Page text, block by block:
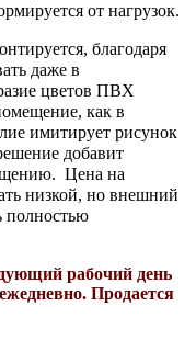
от нагрузок.
благодаря
даже в
цветов ПВХ
как в
имитирует рисунок
добавит
Цена на
низкой, но внешний
полностью
рабочий день
Продается